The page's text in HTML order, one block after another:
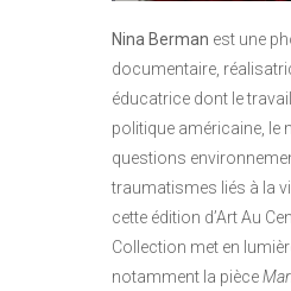
Nina Berman est une
documentaire,
éducatrice dont le
politique américaine, le
questions
traumatismes liés à la
cette édition d’Art Au
Collection met en
notamment la pièce